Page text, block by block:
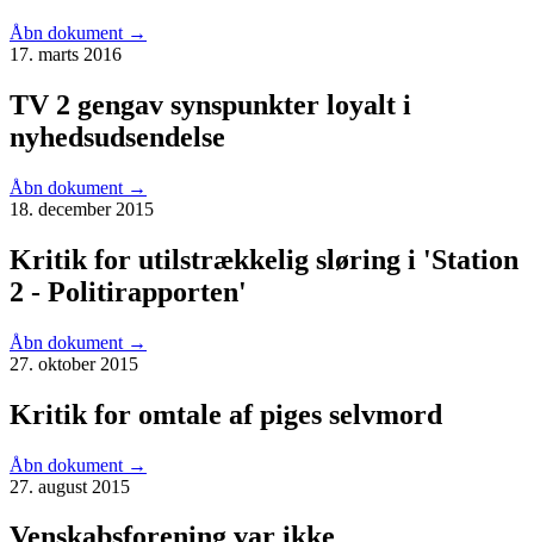
Åbn dokument →
17. marts 2016
TV 2 gengav synspunkter loyalt i
nyhedsudsendelse
Åbn dokument →
18. december 2015
Kritik for utilstrækkelig sløring i 'Station
2 - Politirapporten'
Åbn dokument →
27. oktober 2015
Kritik for omtale af piges selvmord
Åbn dokument →
27. august 2015